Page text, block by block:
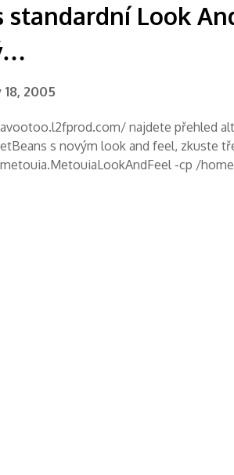
standardní Look
18, 2005
najdete přehled
s novým look and feel, zkuste
-cp /